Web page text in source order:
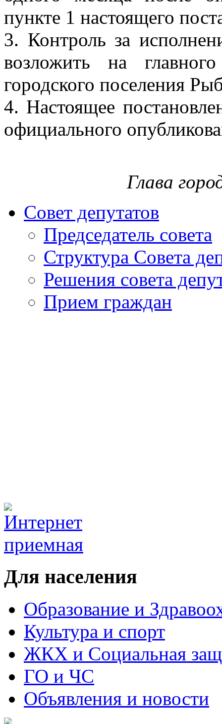
пункте 1 настоящего
3. Контроль за
возложить на
городского поселения
4. Настоящее
официального
Глава
Совет депутатов
Председатель совета
Структура Совета
Решения совета
Прием граждан
Для населения
Образование и
Культура и спорт
ЖКХ и Социальная
ГО и ЧС
Объявления и новости